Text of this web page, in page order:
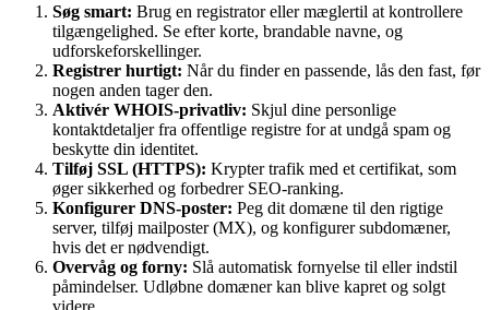
Søg smart: Brug en registrator eller mæglertil at kontrollere
tilgængelighed. Se efter korte, brandable navne, og
udforskeforskellinger.
Registrer hurtigt: Når du finder en passende, lås den fast, før
nogen anden tager den.
Aktivér WHOIS-privatliv: Skjul dine personlige
kontaktdetaljer fra offentlige registre for at undgå spam og
beskytte din identitet.
Tilføj SSL (HTTPS): Krypter trafik med et certifikat, som
øger sikkerhed og forbedrer SEO-ranking.
Konfigurer DNS-poster: Peg dit domæne til den rigtige
server, tilføj mailposter (MX), og konfigurer subdomæner,
hvis det er nødvendigt.
Overvåg og forny: Slå automatisk fornyelse til eller indstil
påmindelser. Udløbne domæner kan blive kapret og solgt
videre.